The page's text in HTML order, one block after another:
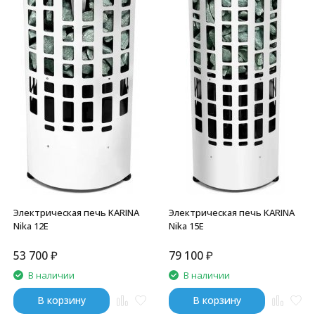
Электрическая печь KARINA
Nika 12E
53 700₽
В наличии
В корзину
Электрическая печь KARINA
Nika 15E
79 100₽
В наличии
В корзину